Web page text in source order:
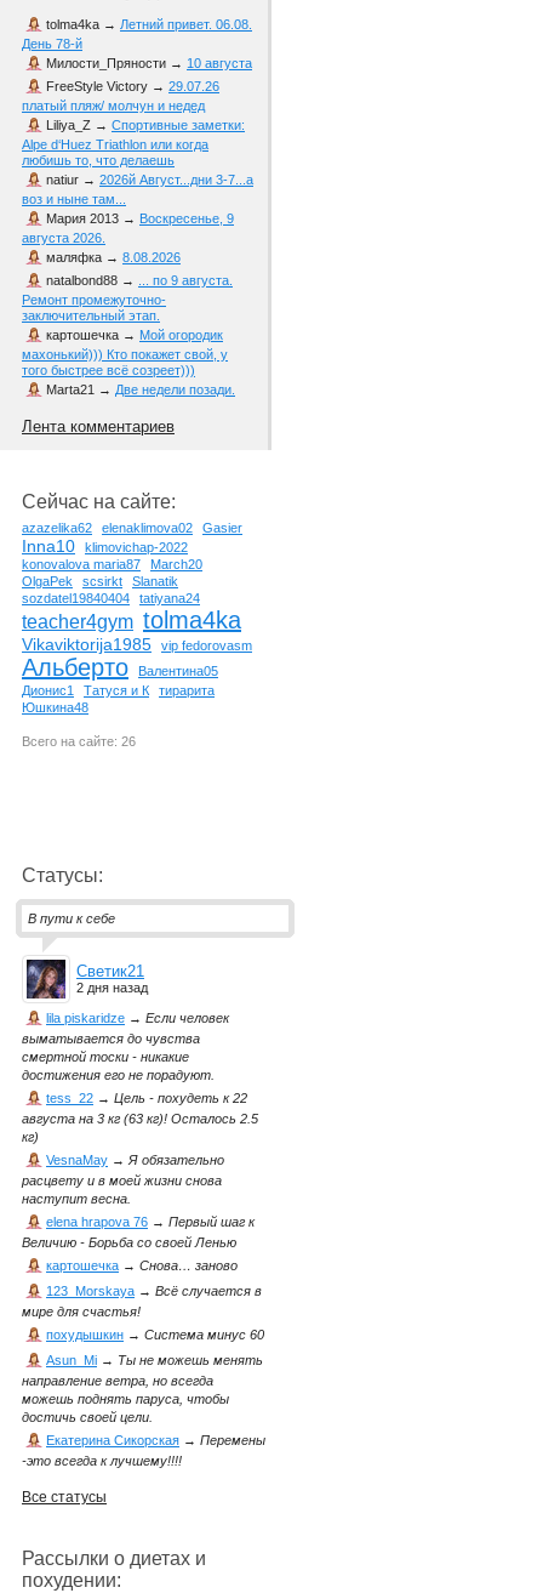
tolma4ka → Летний привет. 06.08.
День 78-й
Милости_Пряности → 10 августа
FreeStyle Victory → 29.07.26
платый пляж/ молчун и недед
Liliya_Z → Спортивные заметки:
Alpe d‘Huez Triathlon или когда
любишь то, что делаешь
natiur → 2026й Август...дни 3-7...а
воз и ныне там...
Мария 2013 → Воскресенье, 9
августа 2026.
маляфка → 8.08.2026
natalbond88 → ... по 9 августа.
Ремонт промежуточно-
заключительный этап.
картошечка → Мой огородик
махонький))) Кто покажет свой, у
того быстрее всё созреет)))
Marta21 → Две недели позади.
Лента комментариев
Сейчас на сайте:
azazelika62 elenaklimova02 Gasier
Inna10
klimovichap-2022
konovalova maria87
March20
OlgaPek
scsirkt
Slanatik
sozdatel19840404
tatiyana24
teacher4gym tolma4ka
Vikaviktorija1985 vip fedorovasm
Альберто
Валентина05
Дионис1
Татуся и К
тирарита
Юшкина48
Всего на сайте: 26
Статусы:
В пути к себе
Светик21
2 дня назад
lila piskaridze → Если человек
выматывается до чувства
смертной тоски - никакие
достижения его не порадуют.
tess_22 → Цель - похудеть к 22
августа на 3 кг (63 кг)! Осталось 2.5
кг)
VesnaMay →Я обязательно
расцвету и в моей жизни снова
наступит весна.
elena hrapova 76 → Первый шаг к
Величию - Борьба со своей Ленью
картошечка → Снова… заново
123_Morskaya → Всё случается в
мире для счастья!
похудышкин → Система минус 60
Asun_Mi → Ты не можешь менять
направление ветра, но всегда
можешь поднять паруса, чтобы
достичь своей цели.
Екатерина Сикорская → Перемены
-это всегда к лучшему!!!!
Все статусы
Рассылки о диетах и
похудении: